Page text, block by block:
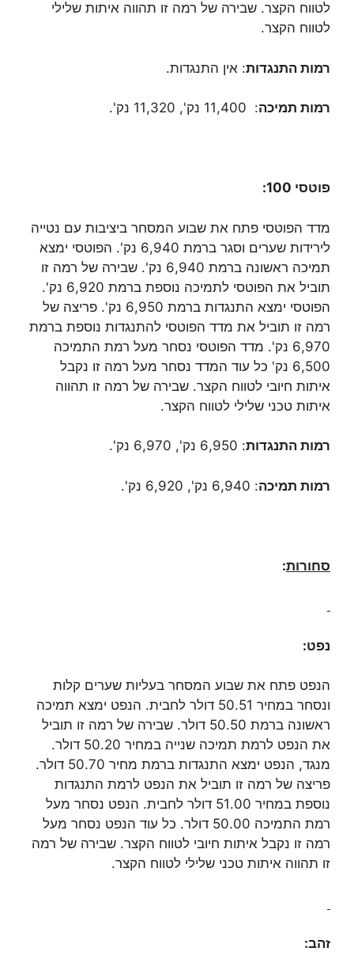
לטווח הקצר. שבירה של רמה זו תהווה איתות שלילי
לטווח הקצר.
רמות התנגדות: אין התנגדות.
רמות תמיכה: 11,400 נק', 11,320 נק'.
פוטסי 100:
מדד הפוטסי פתח את שבוע המסחר ביציבות עם נטייה
לירידות שערים וסגר ברמת 6,940 נק'. הפוטסי ימצא
תמיכה ראשונה ברמת 6,940 נק'. שבירה של רמה זו
תוביל את הפוטסי לתמיכה נוספת ברמת 6,920 נק'.
הפוטסי ימצא התנגדות ברמת 6,950 נק'. פריצה של
רמה זו תוביל את מדד הפוטסי להתנגדות נוספת ברמת
6,970 נק'. מדד הפוטסי נסחר מעל רמת התמיכה
6,500 נק' כל עוד המדד נסחר מעל רמה זו נקבל
איתות חיובי לטווח הקצר. שבירה של רמה זו תהווה
איתות טכני שלילי לטווח הקצר.
רמות התנגדות: 6,950 נק', 6,970 נק'.
רמות תמיכה: 6,940 נק', 6,920 נק'.
סחורות:
נפט:
הנפט פתח את שבוע המסחר בעליות שערים קלות
ונסחר במחיר 50.51 דולר לחבית. הנפט ימצא תמיכה
ראשונה ברמת 50.50 דולר. שבירה של רמה זו תוביל
את הנפט לרמת תמיכה שנייה במחיר 50.20 דולר.
מנגד, הנפט ימצא התנגדות ברמת מחיר 50.70 דולר.
פריצה של רמה זו תוביל את הנפט לרמת התנגדות
נוספת במחיר 51.00 דולר לחבית. הנפט נסחר מעל
רמת התמיכה 50.00 דולר. כל עוד הנפט נסחר מעל
רמה זו נקבל איתות חיובי לטווח הקצר. שבירה של רמה
זו תהווה איתות טכני שלילי לטווח הקצר.
זהב: